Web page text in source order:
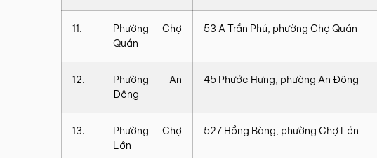
11.
Phường Chợ
Quán
53 A Trần Phú, phường Chợ Quán
12.
Phường An
Đông
45 Phước Hưng, phường An Đông
13.
Phường Chợ
Lớn
527 Hồng Bàng, phường Chợ Lớn